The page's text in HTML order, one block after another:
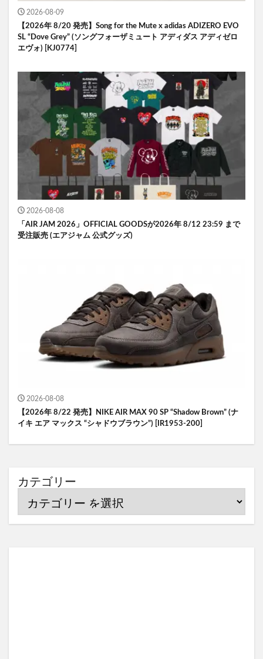
2026-08-09
【2026年 8/20 発売】Song for the Mute x adidas ADIZERO EVO
SL “Dove Grey” (ソングフォーザミュート アディダス アディゼロ
エヴォ) [KJ0774]
2026-08-08
「AIR JAM 2026」OFFICIAL GOODSが2026年 8/12 23:59 まで
受注販売 (エアジャム 公式グッズ)
2026-08-08
【2026年 8/22 発売】NIKE AIR MAX 90 SP “Shadow Brown” (ナ
イキ エア マックス “シャドウブラウン”) [IR1953-200]
カテゴリー